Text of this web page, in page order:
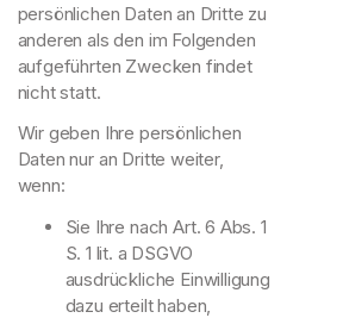
persönlichen Daten an Dritte zu
anderen als den im Folgenden
aufgeführten Zwecken findet
nicht statt.
Wir geben Ihre persönlichen
Daten nur an Dritte weiter,
wenn:
Sie Ihre nach Art. 6 Abs. 1
S. 1 lit. a DSGVO
ausdrückliche Einwilligung
dazu erteilt haben,